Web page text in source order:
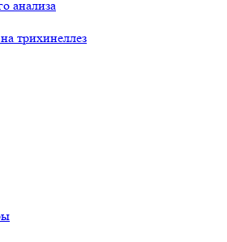
анализа
трихинеллез